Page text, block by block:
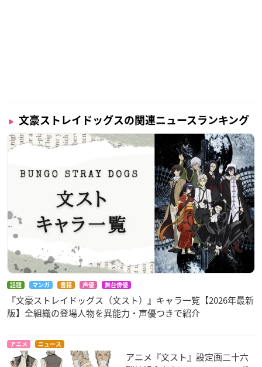
文豪ストレイドッグスの関連ニュースランキング
話題 マンガ 書籍 声優 舞台俳優
『文豪ストレイドッグス（文スト）』キャラ一覧【2026年最新
版】全組織の登場人物を異能力・声優つきで紹介
アニメ ニュース
アニメ『文スト』設定画二十六